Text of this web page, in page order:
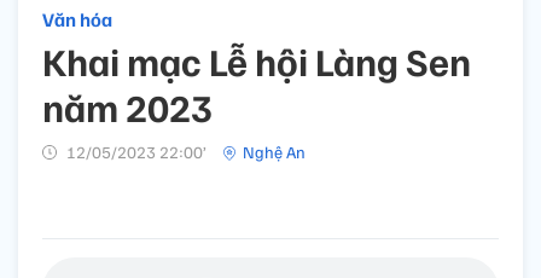
Văn hóa
Khai mạc Lễ hội Làng Sen
năm 2023
12/05/2023 22:00’ Nghệ An